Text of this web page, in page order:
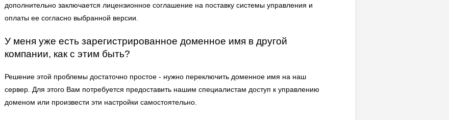
дополнительно заключается лицензионное соглашение на поставку системы управления и
оплаты ее согласно выбранной версии.
У меня уже есть зарегистрированное доменное имя в другой
компании, как с этим быть?
Решение этой проблемы достаточно простое - нужно переключить доменное имя на наш
сервер. Для этого Вам потребуется предоставить нашим специалистам доступ к управлению
доменом или произвести эти настройки самостоятельно.